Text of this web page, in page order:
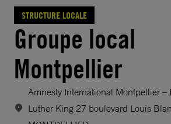
STRUCTURE LOCALE
Groupe local
Montpellier
Amnesty International Montpellier –
Luther King 27 boulevard Louis